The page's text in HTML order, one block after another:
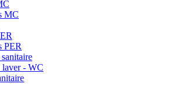
MC
PER
laver - WC